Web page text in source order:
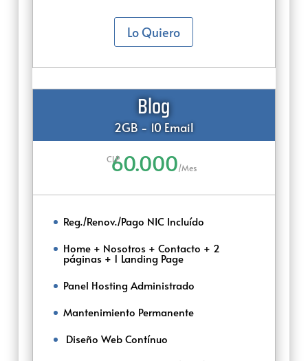
Lo Quiero
Blog
2GB - 10 Email
CLP
60.000/Mes
Reg./Renov./Pago NIC Incluído
Home + Nosotros + Contacto + 2
páginas + 1 Landing Page
Panel Hosting Administrado
Mantenimiento Permanente
‌‌ ‌Diseño Web Contínuo